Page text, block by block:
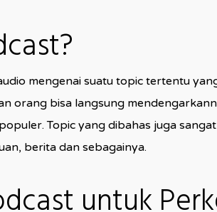
mengenai suatu topic tertentu
orang bisa langsung
Topic yang dibahas juga
berita dan sebagainya.
untuk